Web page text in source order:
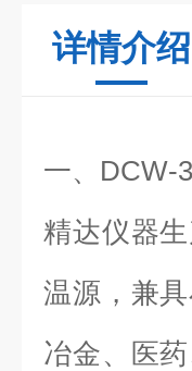
详情介绍
一、DCW-
精达仪器
温源，兼
冶金、医